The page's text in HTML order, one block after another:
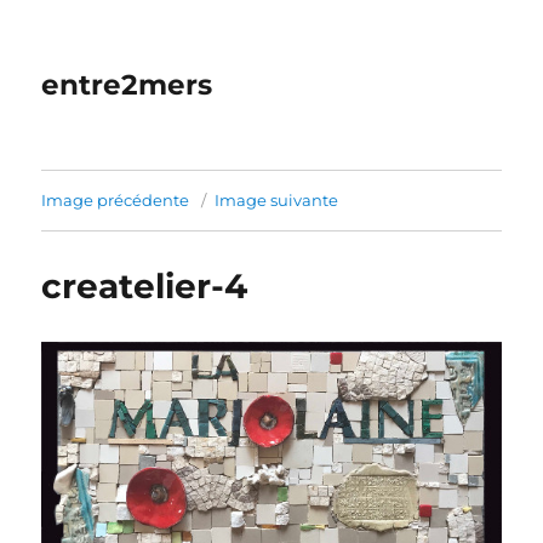
entre2mers
Image précédente Image suivante
createlier-4